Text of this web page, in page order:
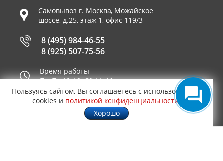
Самовывоз г. Москва, Можайское
шоссе, д.25, этаж 1, офис 119/3
8 (495) 984-46-55
8 (925) 507-75-56
Время работы
Пн-Пт 10-19, Сб 11-16
Принимаем к оплате
Пользуясь сайтом, Вы соглашаетесь с использованием
cookies и политикой конфиденциальности
Хорошо